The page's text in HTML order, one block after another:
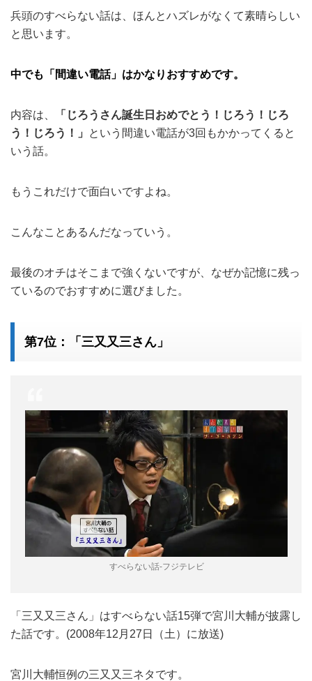
兵頭のすべらない話は、ほんとハズレがなくて素晴らしい
と思います。
中でも「間違い電話」はかなりおすすめです。
内容は、
「じろうさん誕生日おめでとう！じろう！じろ
う！じろう！」
という間違い電話が3回もかかってくると
いう話。
もうこれだけで面白いですよね。
こんなことあるんだなっていう。
最後のオチはそこまで強くないですが、なぜか記憶に残っ
ているのでおすすめに選びました。
第7位：「三又又三さん」
すべらない話-フジテレビ
「三又又三さん」はすべらない話15弾で宮川大輔が披露し
た話です。(2008年12月27日（土）に放送)
宮川大輔恒例の三又又三ネタです。